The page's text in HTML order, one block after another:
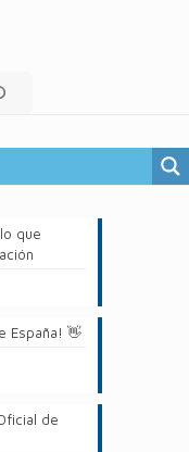
que
España! 👋
de